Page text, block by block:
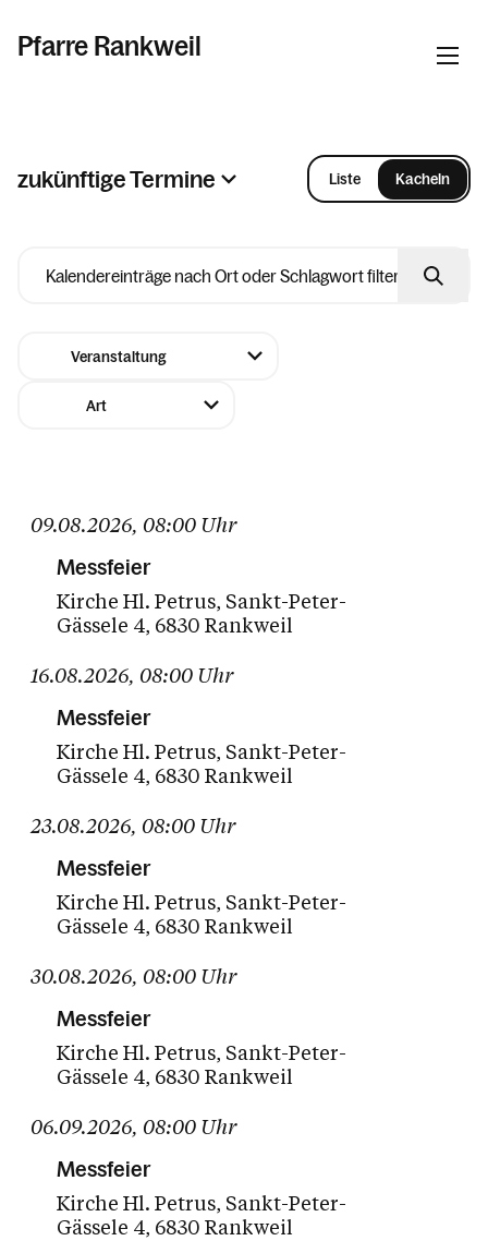
Pfarre Rankweil
Kontakt
zukünftige Termine Liste Kacheln
August
28 30
24 25 26 27 28
Heute
09.08.2026, 08:00 Uhr
Messfeier
Kirche Hl. Petrus Sankt-Peter-
Gässele 4 6830 Rankweil
16.08.2026, 08:00 Uhr
Messfeier
Kirche Hl. Petrus Sankt-Peter-
Gässele 4 6830 Rankweil
23.08.2026, 08:00 Uhr
Messfeier
Kirche Hl. Petrus Sankt-Peter-
Gässele 4 6830 Rankweil
30.08.2026, 08:00 Uhr
Messfeier
Kirche Hl. Petrus Sankt-Peter-
Gässele 4 6830 Rankweil
06.09.2026, 08:00 Uhr
Messfeier
Kirche Hl. Petrus Sankt-Peter-
Gässele 4 6830 Rankweil